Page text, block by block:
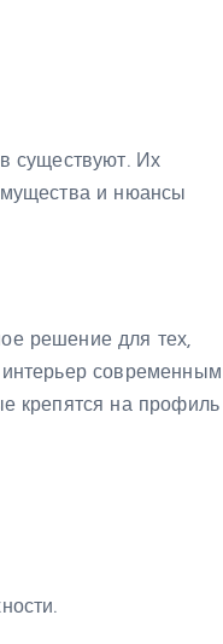
существуют. Их
и нюансы
решение для тех,
интерьер современным
крепятся на профиль